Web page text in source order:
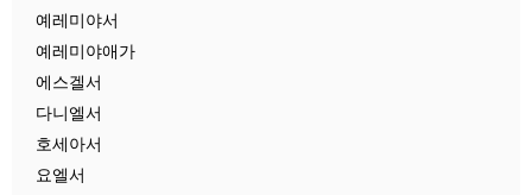
예레미야서
예레미야애가
에스겔서
다니엘서
호세아서
요엘서